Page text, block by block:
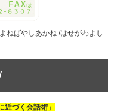
ねばやしあかね /はせがわよし
近づく会話術」